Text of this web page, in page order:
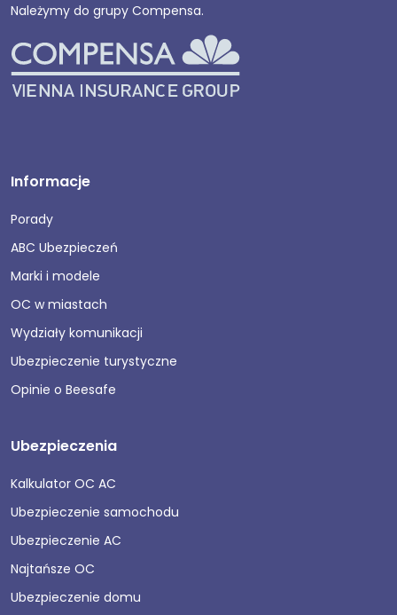
Należymy do grupy Compensa.
Informacje
Porady
ABC Ubezpieczeń
Marki i modele
OC w miastach
Wydziały komunikacji
Ubezpieczenie turystyczne
Opinie o Beesafe
Ubezpieczenia
Kalkulator OC AC
Ubezpieczenie samochodu
Ubezpieczenie AC
Najtańsze OC
Ubezpieczenie domu